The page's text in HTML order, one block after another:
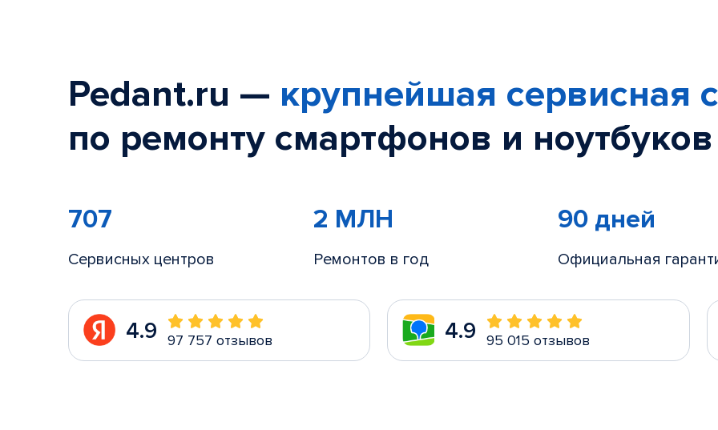
Pedant.ru — крупнейшая сервисная
по ремонту смартфонов и
707
Сервисных центров
2 МЛН
Ремонтов в год
90 дней
Официальная
4.9 97 757 отзывов 4.9 95 015 отзывов